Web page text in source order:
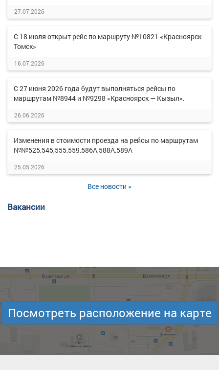
27.07.2026
С 18 июля открыт рейс по маршруту №10821 «Красноярск-
Томск»
16.07.2026
С 27 июня 2026 года будут выполняться рейсы по
маршрутам №8944 и №9298 «Красноярск — Кызыл».
26.06.2026
Изменения в стоимости проезда на рейсы по маршрутам
№№525,545,555,559,586А,588А,589А
25.05.2026
Все новости »
Вакансии
Посмотреть расположение на карте